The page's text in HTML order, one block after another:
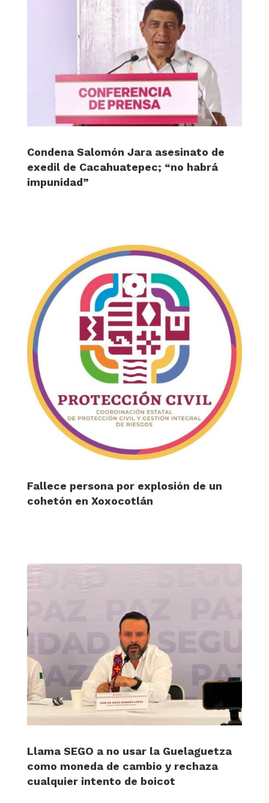
Condena Salomón Jara asesinato de
exedil de Cacahuatepec; “no habrá
impunidad”
Fallece persona por explosión de un
cohetón en Xoxocotlán
Llama SEGO a no usar la Guelaguetza
como moneda de cambio y rechaza
cualquier intento de boicot